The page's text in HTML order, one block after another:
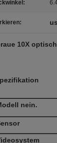
10X
nein.